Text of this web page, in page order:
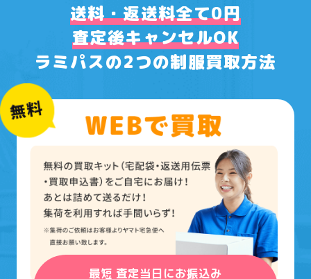
送料・返送料全て0円
査定後キャンセルOK
ラミパスの2つの制服買取方法
最短 査定当日にお振込み